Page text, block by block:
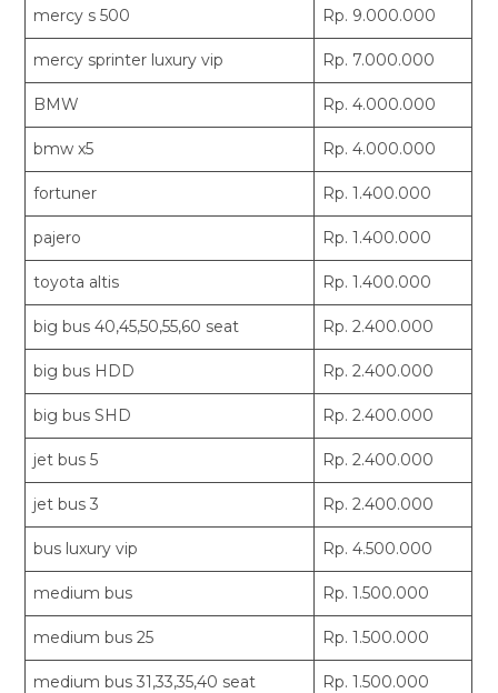
mercy s 500 Rp. 9.000.000
mercy sprinter luxury vip Rp. 7.000.000
BMW Rp. 4.000.000
bmw x5 Rp. 4.000.000
fortuner Rp. 1.400.000
pajero Rp. 1.400.000
toyota altis Rp. 1.400.000
big bus 40,45,50,55,60 seat Rp. 2.400.000
big bus HDD Rp. 2.400.000
big bus SHD Rp. 2.400.000
jet bus 5 Rp. 2.400.000
jet bus 3 Rp. 2.400.000
bus luxury vip Rp. 4.500.000
medium bus Rp. 1.500.000
medium bus 25 Rp. 1.500.000
medium bus 31,33,35,40 seat Rp. 1.500.000